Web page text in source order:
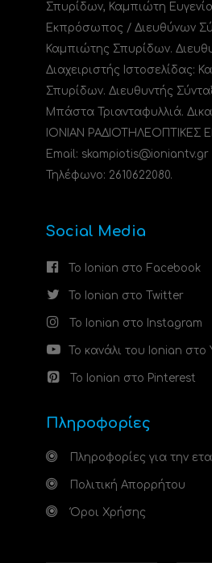
Σπυρίδων, Καμπιώτη
Εκπρόσωπος / Διευθύνων
Καμπιώτης Σπυρίδων.
Διαχειριστής Ιστοσελίδας:
Σπυρίδων. Διευθυντής
Μπάστα Τριανταφυλλιά.
ΙΟΝΙΑΝ ΡΑΔΙΟΤΗΛΕΟΠΤΙΚΕΣ
Email: skampiotis@ioniantv.gr
Τηλέφωνο: 2610622080.
Social Media
Το Ionian στο Facebook
Το Ionian στο Twitter
Το Ionian στο Instagram
Το κανάλι του Ionian στο
Το Ionian στο Pinterest
Πληροφορίες
Πληροφορίες για την
Πολιτική Απορρήτου
Όροι Χρήσης